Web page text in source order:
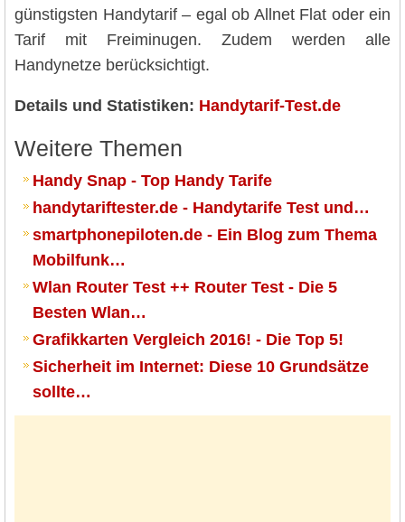
günstigsten Handytarif – egal ob Allnet Flat oder ein
Tarif mit Freiminugen. Zudem werden alle
Handynetze berücksichtigt.
Details und Statistiken: Handytarif-Test.de
Weitere Themen
Handy Snap - Top Handy Tarife
handytariftester.de - Handytarife Test und…
smartphonepiloten.de - Ein Blog zum Thema
Mobilfunk…
Wlan Router Test ++ Router Test - Die 5
Besten Wlan…
Grafikkarten Vergleich 2016! - Die Top 5!
Sicherheit im Internet: Diese 10 Grundsätze
sollte…